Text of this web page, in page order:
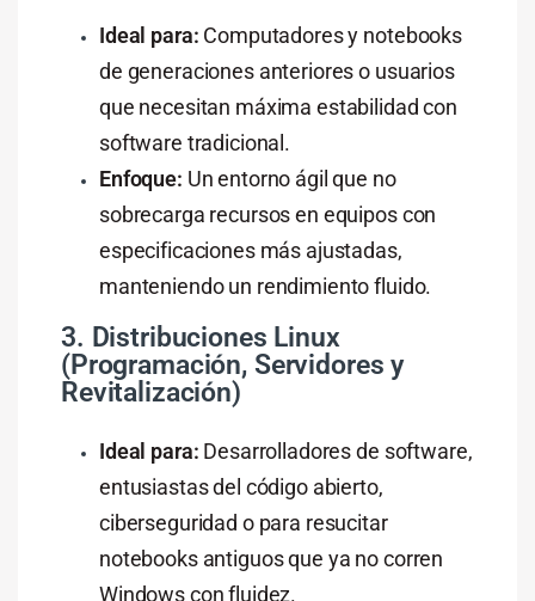
Ideal para: Computadores y notebooks
de generaciones anteriores o usuarios
que necesitan máxima estabilidad con
software tradicional.
Enfoque: Un entorno ágil que no
sobrecarga recursos en equipos con
especificaciones más ajustadas,
manteniendo un rendimiento fluido.
3. Distribuciones Linux
(Programación, Servidores y
Revitalización)
Ideal para: Desarrolladores de software,
entusiastas del código abierto,
ciberseguridad o para resucitar
notebooks antiguos que ya no corren
Windows con fluidez.